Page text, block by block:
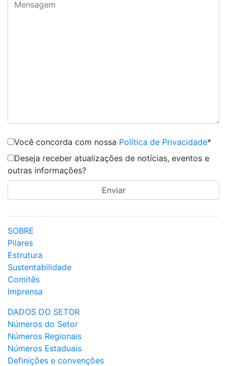
Você concorda com nossa Política de Privacidade*
Deseja receber atualizações de notícias, eventos e
outras informações?
SOBRE
Pilares
Estrutura
Sustentabilidade
Comitês
Imprensa
DADOS DO SETOR
Números do Setor
Números Regionais
Números Estaduais
Definições e convenções